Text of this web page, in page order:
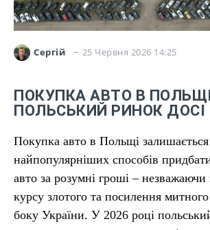
Сергій 25 Червня 2026 14:25
ПОКУПКА АВТО В
ПОЛЬСЬКИЙ РИНОК ДОСІ
Покупка авто в Польщі
найпопулярніших способів
авто за розумні гроші – незважаючи
курсу злотого та посилення
боку України. У 2026 році